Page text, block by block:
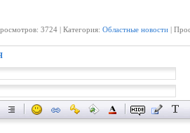
3724 | Категория: Областные новости |